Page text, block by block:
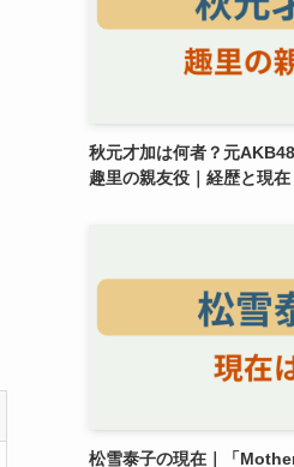
秋元才加は何者？元
趣里の親友役｜経歴と現在
松雪泰子の現在｜「